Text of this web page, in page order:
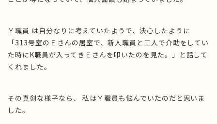
Ｙ職員 は自分なりに考えていたようで、決心したように
「313号室のＥさんの居室で、新人職員と二人で介助をしてい
た時にK職員が入ってきＥさんを叩いたのを見た。」と話して
くれました。
その真剣な様子なら、 私はＹ職員も悩んでいたのだと思いま
した。